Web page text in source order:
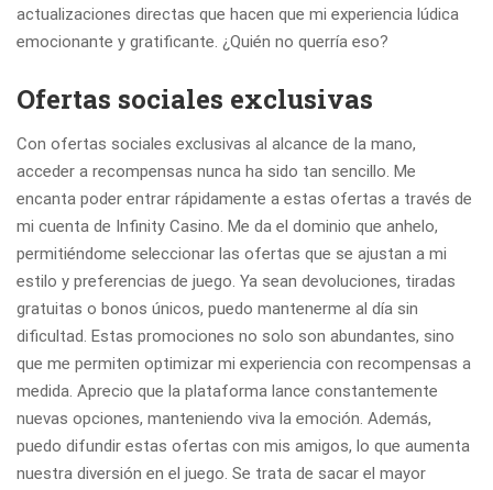
actualizaciones directas que hacen que mi experiencia lúdica
emocionante y gratificante. ¿Quién no querría eso?
Ofertas sociales exclusivas
Con ofertas sociales exclusivas al alcance de la mano,
acceder a recompensas nunca ha sido tan sencillo. Me
encanta poder entrar rápidamente a estas ofertas a través de
mi cuenta de Infinity Casino. Me da el dominio que anhelo,
permitiéndome seleccionar las ofertas que se ajustan a mi
estilo y preferencias de juego. Ya sean devoluciones, tiradas
gratuitas o bonos únicos, puedo mantenerme al día sin
dificultad. Estas promociones no solo son abundantes, sino
que me permiten optimizar mi experiencia con recompensas a
medida. Aprecio que la plataforma lance constantemente
nuevas opciones, manteniendo viva la emoción. Además,
puedo difundir estas ofertas con mis amigos, lo que aumenta
nuestra diversión en el juego. Se trata de sacar el mayor